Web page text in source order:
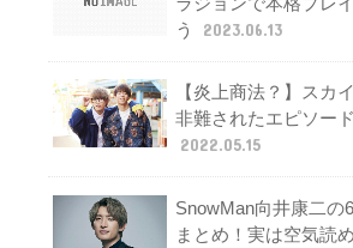
う
2023.06.13
【炎上商法？】スカ
非難されたエピソー
2022.05.15
SnowMan向井康二の
まとめ！実は空気読